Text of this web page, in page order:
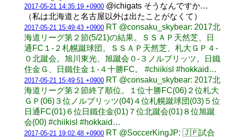
2017-05-21 14:35:19 +0900 @ichigats そうなんですか…
（私は北海道と名古屋以外は出たことがなくて）
2017-05-21 15:49:43 +0900 RT @consaku_skybear: 2017北
海道リーグ第２節(5/21)の結果。ＳＳＡＰ天然芝、日
通FC１-２札幌蹴球団。ＳＳＡＰ天然芝、札大ＧＰ４-
０北蹴会。旭川東光、旭蹴会０-３ノルブリッツ。日鐵
住金Ｇ、日鐵住金１-４十勝FC。 #chiikisl #hokkaid…
2017-05-21 15:49:51 +0900 RT @consaku_skybear: 2017北
海道リーグ第２節終了順位。１位十勝FC(06)２位札大
ＧＰ(06)３位ノルブリッツ(04)４位札幌蹴球団(03)５位
日通FC(01)６位日鐵住金(01)７位北蹴会(01)８位旭蹴
会(00) #chiikisl #hokkaid…
2017-05-21 19:02:48 +0900 RT @SoccerKingJP: 🇯🇵試合